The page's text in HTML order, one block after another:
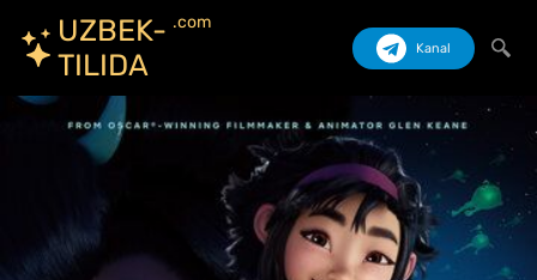
UZBEK-
TILIDA
.com
Kanal
Izlash